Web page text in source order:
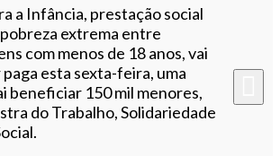
Ouvir este artigo
a Infância, prestação social
extrema entre
com menos de 18 anos, vai
esta sexta-feira, uma
beneficiar 150 mil menores,
do Trabalho, Solidariedade